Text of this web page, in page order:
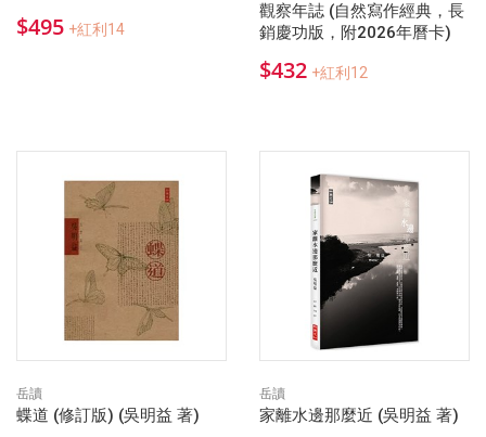
$495 +紅利14
觀察年誌 (自然寫作經典，長
銷慶功版，附2026年曆卡)
$432 +紅利12
岳讀
蝶道 (修訂版) (吳明益 著)
岳讀
家離水邊那麼近 (吳明益 著)